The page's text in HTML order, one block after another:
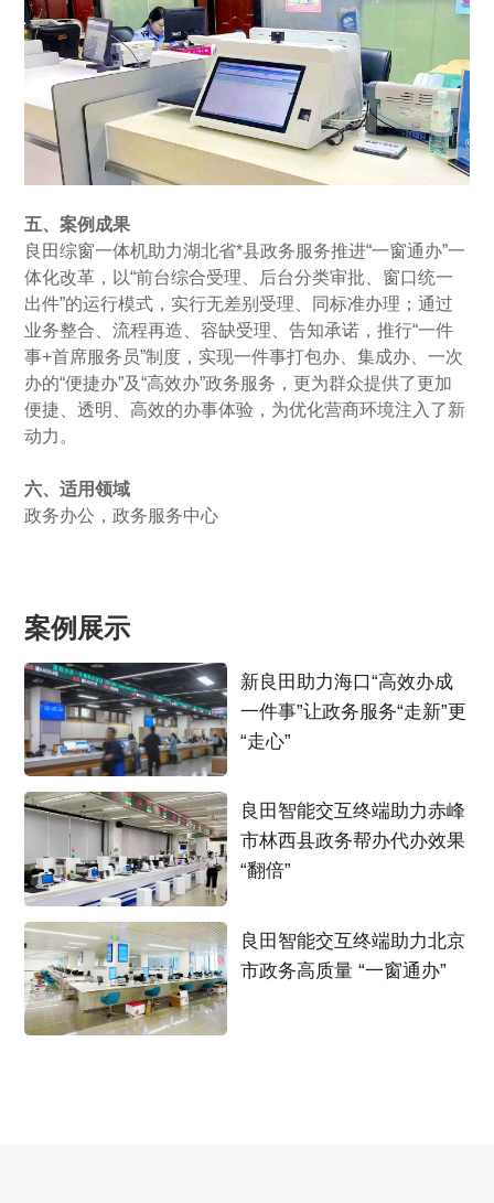
五、案例成果
良田综窗一体机助力湖北省*县政务服务推进“一窗通办”一
体化改革，以“前台综合受理、后台分类审批、窗口统一
出件”的运行模式，实行无差别受理、同标准办理；通过
业务整合、流程再造、容缺受理、告知承诺，推行“一件
事+首席服务员”制度，实现一件事打包办、集成办、一次
办的“便捷办”及“高效办”政务服务，更为群众提供了更加
便捷、透明、高效的办事体验，为优化营商环境注入了新
动力。
六、适用领域
政务办公，政务服务中心
案例展示
新良田助力海口“高效办成
一件事”让政务服务“走新”更
“走心”
良田智能交互终端助力赤峰
市林西县政务帮办代办效果
“翻倍”
良田智能交互终端助力北京
市政务高质量 “一窗通办”